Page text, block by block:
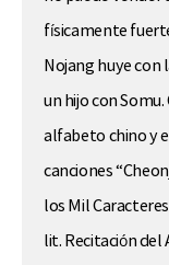
físicamente
Nojang huye con
un hijo con
alfabeto chino y
canciones
los Mil
lit. Recitación del